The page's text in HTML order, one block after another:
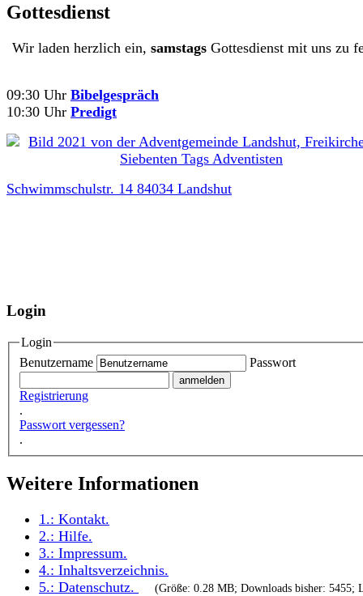
Gottesdienst
Wir laden herzlich ein, samstagsGottesdienst mit uns zu
09:30 Uhr Bibelgespräch
10:30 Uhr Predigt
Schwimmschulstr. 14 84034 Landshut
Login
Login
Benutzername
Passwort
Registrierung
.
Passwort vergessen?
.
Weitere Informationen
1.: Kontakt.
2.: Hilfe.
3.: Impressum.
4.: Inhaltsverzeichnis.
5.: Datenschutz.
(Größe: 0.28 MB; Downloads bisher: 5455;